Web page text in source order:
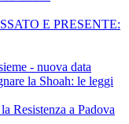
E PRESENTE:
- nuova data
la Shoah: le leggi
Resistenza a Padova